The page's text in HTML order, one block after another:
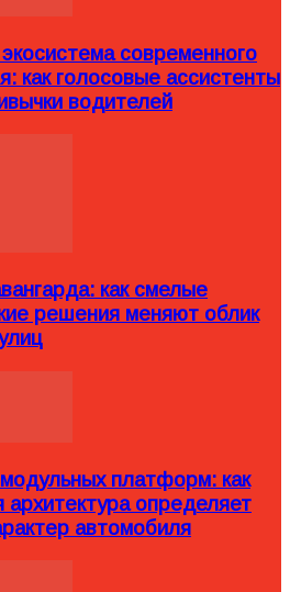
современного
как голосовые ассистенты
водителей
как смелые
решения меняют облик
платформ: как
архитектура определяет
автомобиля